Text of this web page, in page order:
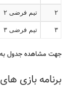
۲ تیم فرضی ۲
۳ تیم فرضی ۳
جهت مشاهده جدول به
برنامه بازی